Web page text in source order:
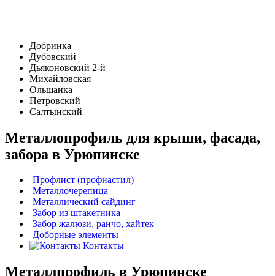
Добринка
Дубовский
Дьяконовский 2-й
Михайловская
Ольшанка
Петровский
Салтынский
Металлопрофиль для крыши, фасада,
забора в Урюпинске
Профлист (профнастил)
Металлочерепица
Металлический сайдинг
Забор из штакетника
Забор жалюзи, ранчо, хайтек
Доборные элементы
Контакты
Металлпрофиль в Урюпинске